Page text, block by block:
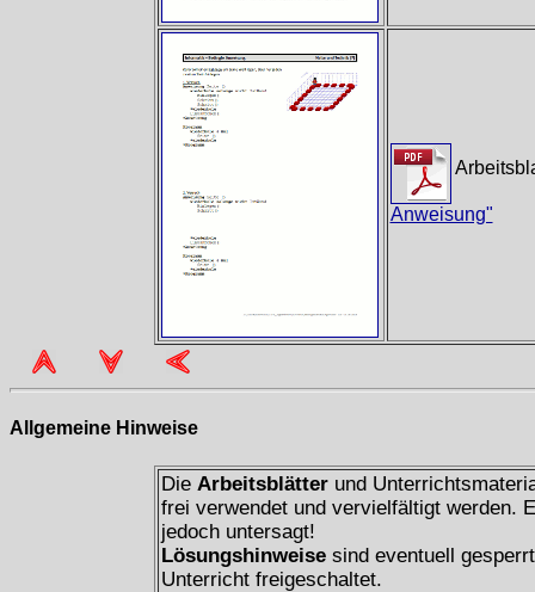
Anweisung"
Allgemeine Hinweise
Die Arbeitsblätterund
frei verwendet und vervielfältigt werden.
jedoch untersagt!
Lösungshinweisesind eventuell
Unterricht freigeschaltet.